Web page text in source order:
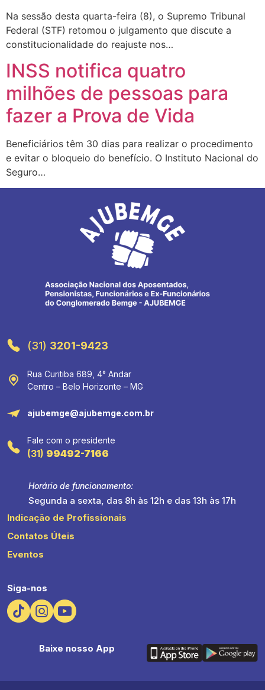
Na sessão desta quarta-feira (8), o Supremo Tribunal
Federal (STF) retomou o julgamento que discute a
constitucionalidade do reajuste nos…
INSS notifica quatro
milhões de pessoas para
fazer a Prova de Vida
Beneficiários têm 30 dias para realizar o procedimento
e evitar o bloqueio do benefício. O Instituto Nacional do
Seguro…
(31) 3201-9423
Rua Curitiba 689, 4° Andar
Centro – Belo Horizonte – MG
ajubemge@ajubemge.com.br
Fale com o presidente
(31) 99492-7166
Horário de funcionamento:
Segunda a sexta, das 8h às 12h e das 13h às 17h
Indicação de Profissionais
Contatos Úteis
Eventos
Siga-nos
Baixe nosso App